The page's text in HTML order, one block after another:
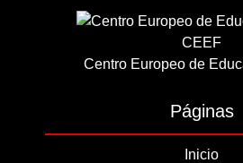
CEEF
Centro Europeo de
Páginas
Inicio